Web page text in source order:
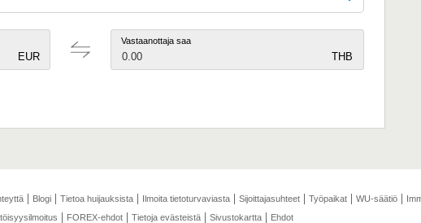
EUR
Vastaanottaja saa
THB
0.00
Blogi Tietoa huijauksista Ilmoita tietoturvaviasta Sijoittajasuhteet Työpaikat WU-säätiö
FOREX-ehdot Tietoja evästeistä Sivustokartta Ehdot